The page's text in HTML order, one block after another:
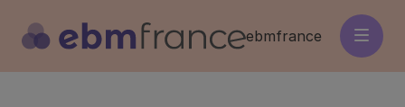
contenu
principal
ebmfrance